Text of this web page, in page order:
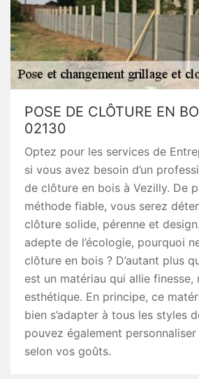
POSE DE CLÔTURE EN
02130
Optez pour les services de
si vous avez besoin d’un
de clôture en bois à Vezilly. De
méthode fiable, vous serez
clôture solide, pérenne et
adepte de l’écologie, pourquoi
clôture en bois ? D’autant plus
est un matériau qui allie finesse,
esthétique. En principe, ce
bien s’adapter à tous les styles
pouvez également
selon vos goûts.